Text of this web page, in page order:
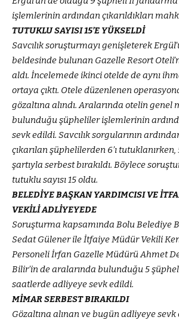
işlemlerinin ardından çıkarıldıkları
TUTUKLU SAYISI 15’E YÜKSELDİ
Savcılık soruşturmayı genişleterek
beldesinde bulunan Gazelle Resort
aldı. İncelemede ikinci otelde de aynı
ortaya çıktı. Otele düzenlenen
gözaltına alındı. Aralarında otelin genel
bulunduğu şüpheliler işlemlerinin
sevk edildi. Savcılık sorgularının
çıkarılan şüphelilerden 6’ı
şartıyla serbest bırakıldı. Böylece
tutuklu sayısı 15 oldu.
BELEDİYE BAŞKAN YARDIMCISI VE
VEKİLİ ADLİYEYEDE
Soruşturma kapsamında Bolu Belediye
Sedat Gülener ile İtfaiye Müdür Vekili
Personeli İrfan Gazelle Müdürü Ahmet
Bilir’in de aralarında bulunduğu 5
saatlerde adliyeye sevk edildi.
MİMAR SERBEST BIRAKILDI
Gözaltına alınan ve bugün adliyeye sevk